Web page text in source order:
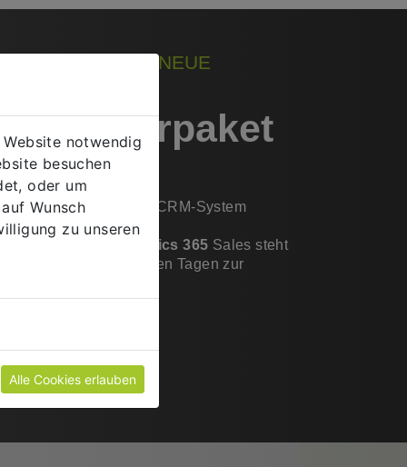
VERTRIEB IN NEUE
- Starterpaket
ein neues CRM-System
Microsoft Dynamics 365 Sales steht
System in nur wenigen Tagen zur
notwendig
besuchen
oder um
Wunsch
zu unseren
Alle Cookies erlauben